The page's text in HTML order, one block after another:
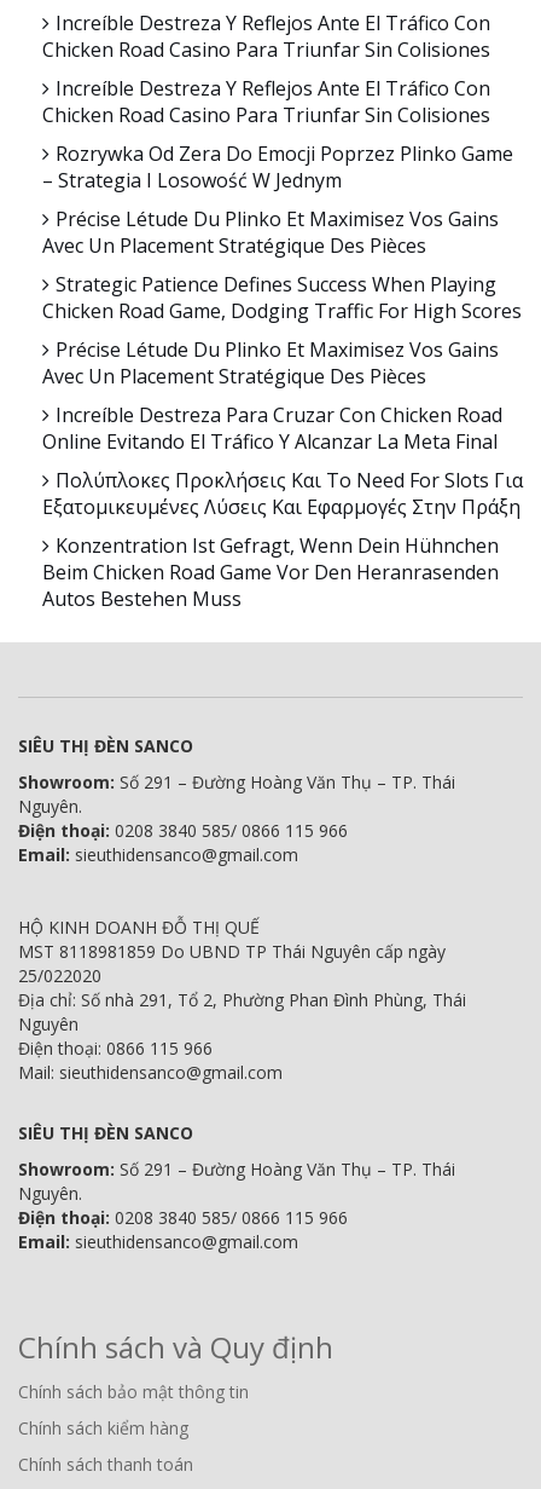
Increíble Destreza Y Reflejos Ante El Tráfico Con
Chicken Road Casino Para Triunfar Sin Colisiones
Increíble Destreza Y Reflejos Ante El Tráfico Con
Chicken Road Casino Para Triunfar Sin Colisiones
Rozrywka Od Zera Do Emocji Poprzez Plinko Game
– Strategia I Losowość W Jednym
Précise Létude Du Plinko Et Maximisez Vos Gains
Avec Un Placement Stratégique Des Pièces
Strategic Patience Defines Success When Playing
Chicken Road Game, Dodging Traffic For High Scores
Précise Létude Du Plinko Et Maximisez Vos Gains
Avec Un Placement Stratégique Des Pièces
Increíble Destreza Para Cruzar Con Chicken Road
Online Evitando El Tráfico Y Alcanzar La Meta Final
Πολύπλοκες Προκλήσεις Και Το Need For Slots Για
Εξατομικευμένες Λύσεις Και Εφαρμογές Στην Πράξη
Konzentration Ist Gefragt, Wenn Dein Hühnchen
Beim Chicken Road Game Vor Den Heranrasenden
Autos Bestehen Muss
SIÊU THỊ ĐÈN SANCO
Showroom: Số 291 – Đường Hoàng Văn Thụ – TP. Thái
Nguyên.
Điện thoại: 0208 3840 585/ 0866 115 966
Email: sieuthidensanco@gmail.com
HỘ KINH DOANH ĐỖ THỊ QUẾ
MST 8118981859 Do UBND TP Thái Nguyên cấp ngày
25/022020
Địa chỉ: Số nhà 291, Tổ 2, Phường Phan Đình Phùng, Thái
Nguyên
Điện thoại: 0866 115 966
Mail: sieuthidensanco@gmail.com
SIÊU THỊ ĐÈN SANCO
Showroom: Số 291 – Đường Hoàng Văn Thụ – TP. Thái
Nguyên.
Điện thoại: 0208 3840 585/ 0866 115 966
Email: sieuthidensanco@gmail.com
Chính sách và Quy định
Chính sách bảo mật thông tin
Chính sách kiểm hàng
Chính sách thanh toán